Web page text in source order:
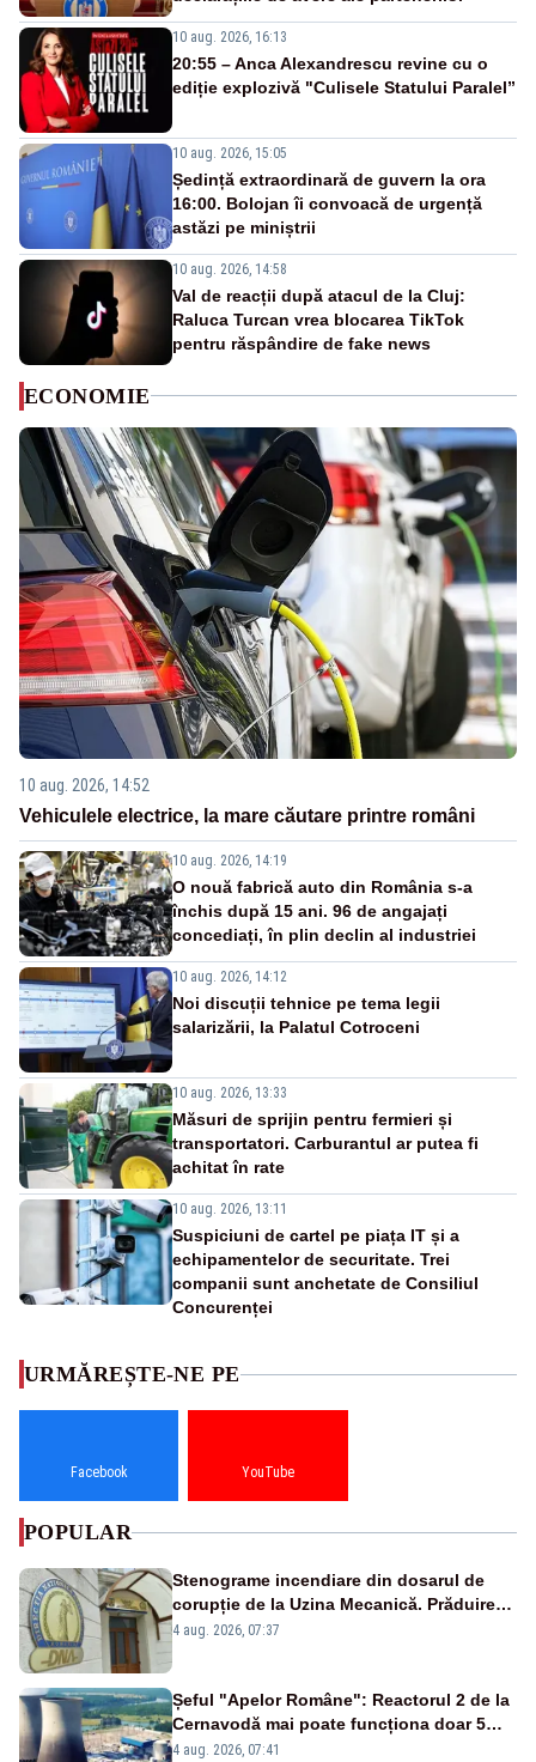
10 aug. 2026, 16:13
20:55 – Anca Alexandrescu revine cu o
ediție explozivă "Culisele Statului Paralel”
10 aug. 2026, 15:05
Ședință extraordinară de guvern la ora
16:00. Bolojan îi convoacă de urgență
astăzi pe miniștrii
10 aug. 2026, 14:58
Val de reacții după atacul de la Cluj:
Raluca Turcan vrea blocarea TikTok
pentru răspândire de fake news
ECONOMIE
10 aug. 2026, 14:52
Vehiculele electrice, la mare căutare printre români
10 aug. 2026, 14:19
O nouă fabrică auto din România s-a
închis după 15 ani. 96 de angajați
concediați, în plin declin al industriei
10 aug. 2026, 14:12
Noi discuții tehnice pe tema legii
salarizării, la Palatul Cotroceni
10 aug. 2026, 13:33
Măsuri de sprijin pentru fermieri și
transportatori. Carburantul ar putea fi
achitat în rate
10 aug. 2026, 13:11
Suspiciuni de cartel pe piața IT și a
echipamentelor de securitate. Trei
companii sunt anchetate de Consiliul
Concurenței
URMĂREȘTE-NE PE
Facebook YouTube
POPULAR
Stenograme incendiare din dosarul de
corupție de la Uzina Mecanică. Prăduirea
banilor din programul SAFE, interceptată
4 aug. 2026, 07:37
Șeful "Apelor Române": Reactorul 2 de la
Cernavodă mai poate funcționa doar 5
zile
4 aug. 2026, 07:41